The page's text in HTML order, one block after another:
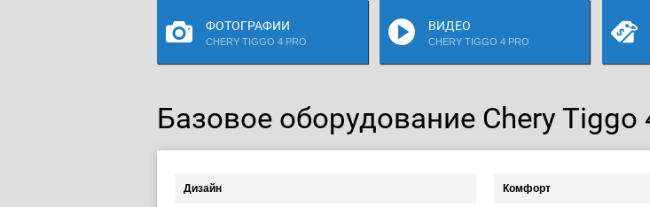
ФОТОГРАФИИ
CHERY TIGGO 4 PRO
ВИДЕО
CHERY TIGGO 4 PRO
Базовое оборудование Chery Tiggo
Дизайн Комфорт